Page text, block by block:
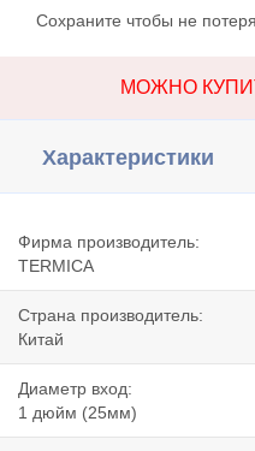
Сохраните чтобы не
МОЖНО
Характеристики
Фирма производитель:
TERMIСA
Страна производитель:
Китай
Диаметр вход:
1 дюйм (25мм)